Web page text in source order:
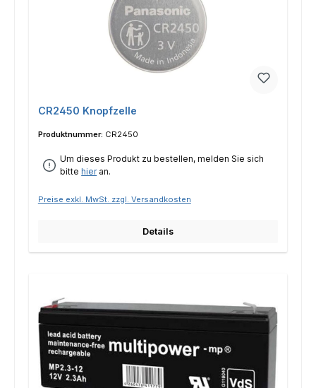
CR2450 Knopfzelle
Produktnummer: CR2450
Um dieses Produkt zu bestellen, melden Sie sich
bittehieran.
Preise exkl. MwSt. zzgl. Versandkosten
Details